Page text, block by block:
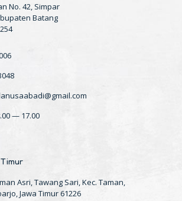
No. 42, Simpar
Batang
— 17.00
Asri, Tawang Sari, Kec. Taman,
Jawa Timur 61226